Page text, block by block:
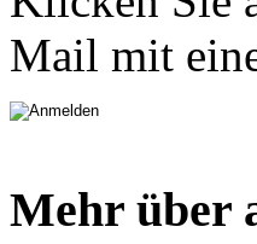
Mail mit
Mehr über